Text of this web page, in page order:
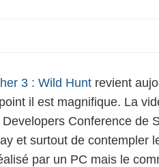
3 : Wild Hunt revient
il est magnifique. La
Developers Conference de
et surtout de contempler
par un PC mais le